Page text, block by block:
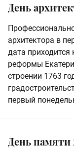
День
архитектора в
дата
реформы
строении 1763
первый
День памяти